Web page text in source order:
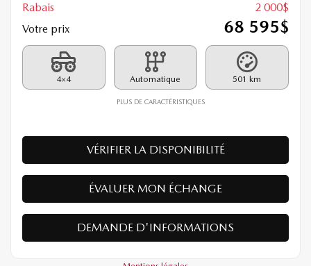
Rabais
2 000$
Votre prix
68 595$
4×4 Automatique 501 km
PLUS DE CARACTÉRISTIQUES
VÉRIFIER LA DISPONIBILITÉ
ÉVALUER MON ÉCHANGE
DEMANDE D'INFORMATIONS